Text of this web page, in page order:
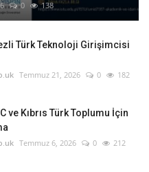
0 138
Türk Teknoloji Girişimcisi
Temmuz 21, 2026 0 182
ve Kıbrıs Türk Toplumu İçin
Temmuz 6, 2026 0 212